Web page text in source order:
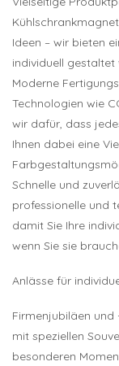
Ideen – wir bieten
individuell gestaltet
Moderne
Technologien wie
wir dafür, dass
Ihnen dabei eine
Schnelle und
professionelle und
damit Sie Ihre
wenn Sie sie
Anlässe für
Firmenjubiläen und
mit speziellen
besonderen